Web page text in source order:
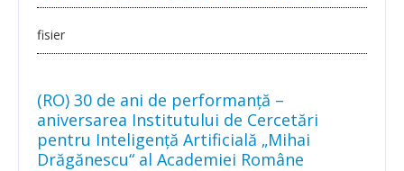
fisier
(RO) 30 de ani de performanță –
aniversarea Institutului de Cercetări
pentru Inteligență Artificială „Mihai
Drăgănescu“ al Academiei Române